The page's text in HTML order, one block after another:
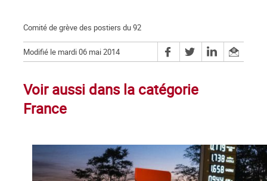
Comité de grève des postiers du 92
Modifié le mardi 06 mai 2014
Voir aussi dans la catégorie
France